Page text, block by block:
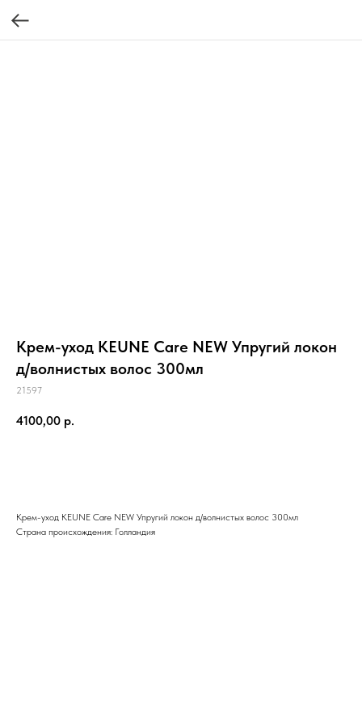
Крем-уход KEUNE Care NEW Упругий локон
д/волнистых волос 300мл
21597
4100,00 р.
Крем-уход KEUNE Care NEW Упругий локон д/волнистых волос 300мл
Страна происхождения: Голландия